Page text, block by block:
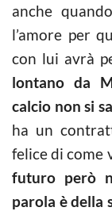
anche
l’amore per
con lui avrà
lontano da
calcio non si
ha un
felice di come
futuro però
parola è della